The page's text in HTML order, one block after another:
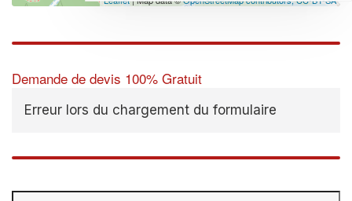
Demande de devis 100% Gratuit
Erreur lors du chargement du formulaire